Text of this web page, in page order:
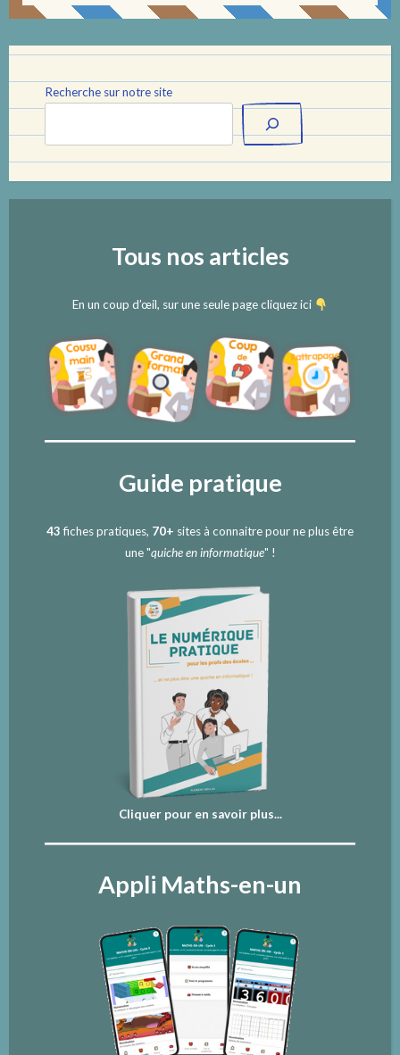
Recherche sur notre site
Tous nos articles
En un coup d’œil, sur une seule page cliquez ici
Guide pratique
43fiches pratiques, 70+ sites à connaitre pour ne plus être
une "quiche en informatique" !
Cliquer pour en savoir plus...
Appli Maths-en-un